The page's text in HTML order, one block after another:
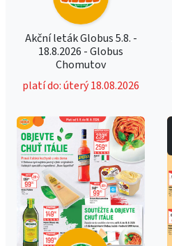
Akční leták Globus 5.8. -
18.8.2026 - Globus
Chomutov
platí do: úterý 18.08.2026